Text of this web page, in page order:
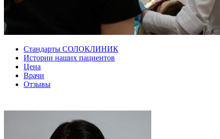
Стандарты СОЛОКЛИНИК
Истории наших пациентов
Цена
Врачи
Отзывы